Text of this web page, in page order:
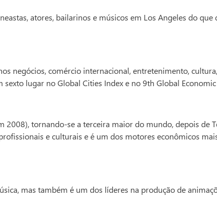
atores, bailarinos e músicos em Los Angeles do que
negócios, comércio internacional, entretenimento,
lugar no Global Cities Index e no 9th Global
tornando-se a terceira maior do mundo, depois de
e culturais e é um dos motores econômicos
mas também é um dos líderes na produção de